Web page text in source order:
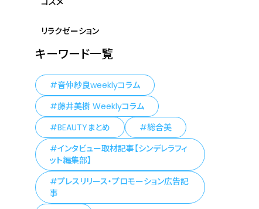
リラクゼーション
キーワード一覧
音仲紗良weeklyコラム
藤井美樹 Weeklyコラム
BEAUTYまとめ
総合美
インタビュー取材記事【シンデレラフィ
ット編集部】
プレスリリース・プロモーション広告記
事